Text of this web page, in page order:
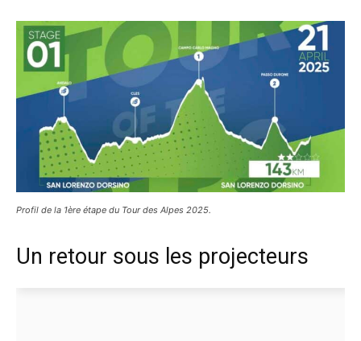
Profil de la 1ère étape du Tour des Alpes 2025.
Un retour sous les projecteurs